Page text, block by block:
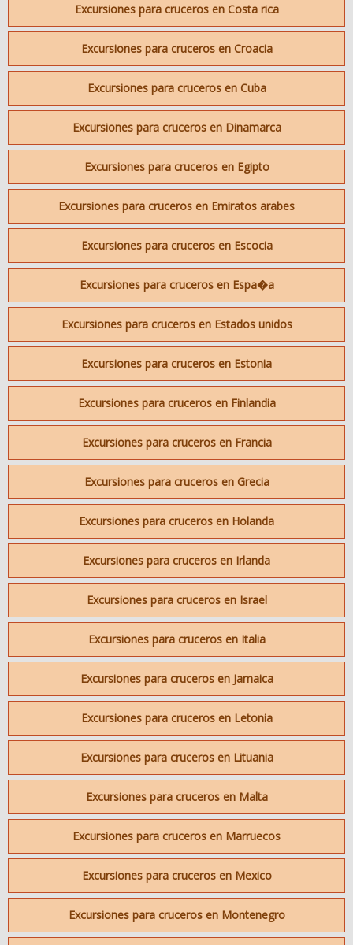
Excursiones para cruceros en Costa rica
Excursiones para cruceros en Croacia
Excursiones para cruceros en Cuba
Excursiones para cruceros en Dinamarca
Excursiones para cruceros en Egipto
Excursiones para cruceros en Emiratos arabes
Excursiones para cruceros en Escocia
Excursiones para cruceros en Espa�a
Excursiones para cruceros en Estados unidos
Excursiones para cruceros en Estonia
Excursiones para cruceros en Finlandia
Excursiones para cruceros en Francia
Excursiones para cruceros en Grecia
Excursiones para cruceros en Holanda
Excursiones para cruceros en Irlanda
Excursiones para cruceros en Israel
Excursiones para cruceros en Italia
Excursiones para cruceros en Jamaica
Excursiones para cruceros en Letonia
Excursiones para cruceros en Lituania
Excursiones para cruceros en Malta
Excursiones para cruceros en Marruecos
Excursiones para cruceros en Mexico
Excursiones para cruceros en Montenegro